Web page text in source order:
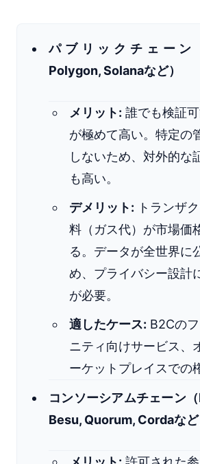
パブリックチェーン
Polygon, Solanaなど）
メリット: 誰でも検証
が極めて高い。特定の
しないため、対外的な
も高い。
デメリット: トランザ
料（ガス代）が市場価
る。データが全世界に
め、プライバシー設計
が必要。
適したケース: B2Cの
ニティ向けサービス、
ーケットプレイスでの
コンソーシアムチェーン
Besu, Quorum, Cordaなど